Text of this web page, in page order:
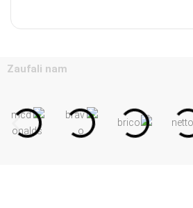
Zaufali nam